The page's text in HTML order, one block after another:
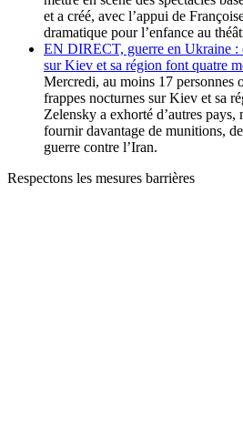
et a créé, avec l’appui de
dramatique pour l’enfance au
EN DIRECT, guerre en Ukraine :
sur Kiev et sa région font quatre
Mercredi, au moins 17 personnes
frappes nocturnes sur Kiev et sa
Zelensky a exhorté d’autres
fournir davantage de munitions,
guerre contre l’Iran.
Respectons les mesures barrières